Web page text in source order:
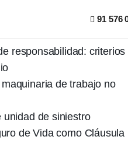
91 576
responsabilidad: criterios
de trabajo no
unidad de siniestro
de Vida como Cláusula